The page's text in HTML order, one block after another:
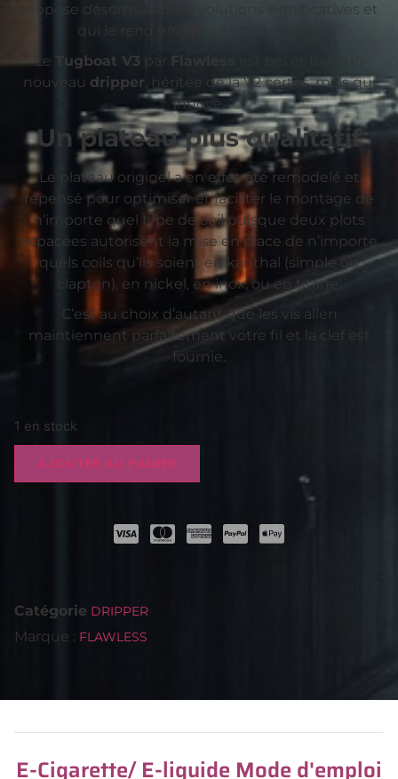
propose désormais des évolutions significatives et
qui le rend encore plus polyvalent.
Le
Tugboat V3par Flawless
nouveau dripper, héritée de la V2 certes, mais qui
innove.
Un plateau plus qualitatif
Le plateau originel a en effet été remodelé et
repensé pour optimiser et faciliter le montage de
n’importe quel type de coil puisque deux plots
espacées autorisent la mise en place de n’importe
quels coils qu’ils soient en kanthal (simple ou
clapton), en nickel, en inox, ou en titane.
C’est au choix d’autant que les vis allen
maintiennent parfaitement votre fil et la clef est
fournie.
1 en stock
AJOUTER AU PANIER
Catégorie DRIPPER
Marque : FLAWLESS
E-Cigarette/ E-liquide Mode d'emploi